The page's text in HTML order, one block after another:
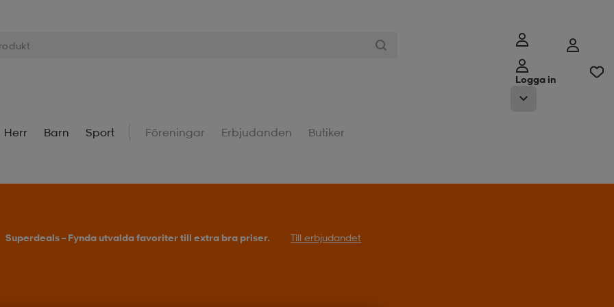
Logga in
Herr Barn Sport Föreningar Erbjudanden Butiker
Superdeals – Fynda utvalda favoriter till extra bra priser. Till erbjudandet